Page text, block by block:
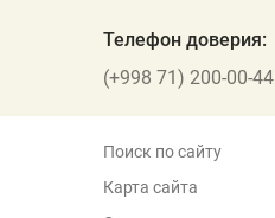
Телефон доверия:
(+998 71) 200-00-44
Поиск по сайту
Карта сайта